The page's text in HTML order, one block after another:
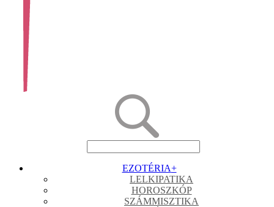
EZOTÉRIA+
LELKIPATIKA
HOROSZKÓP
SZÁMMISZTIKA